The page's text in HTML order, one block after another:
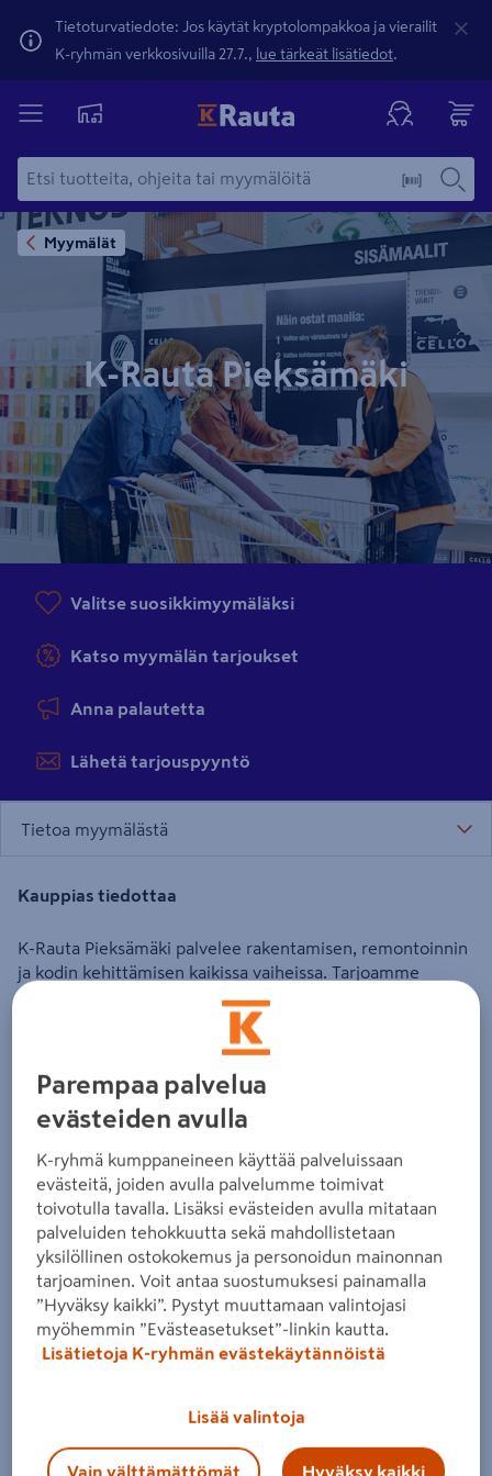
Tietoturvatiedote: Jos käytät kryptolompakkoa ja vierailit
K-ryhmän verkkosivuilla 27.7., lue tärkeät lisätiedot.
Myymälät
K-Rauta Pieksämäki
Valitse suosikkimyymäläksi
Katso myymälän tarjoukset
Anna palautetta
Lähetä tarjouspyyntö
Tietoa myymälästä
Kauppias tiedottaa
K-Rauta Pieksämäki palvelee rakentamisen, remontoinnin
ja kodin kehittämisen kaikissa vaiheissa. Tarjoamme
kattavan valikoiman laadukkaita tuotteita sekä
asiantuntevaa palvelua niin kuluttaja- kuin
Valikoimaamme kuuluvat muun muassa
rakennustarvikkeet, työkalut, sisustus- ja pintamateriaalit,
Panostamme tuotteiden laatuun, saatavuuteen ja toimiviin
kokonaisuuksiin, jotka tukevat onnistunutta lopputulosta
kaikenkokoisissa projekteissa.
Paikallinen ja kokenut henkilökuntamme auttaa oikeiden
tuotteiden, materiaalien ja ratkaisujen valinnassa.
Tavoitteenamme on tarjota sujuva ja luotettava
asiointikokemus sekä käytännönläheistä asiantuntemusta
projektin jokaisessa vaiheessa.
kuten laajan tilaustuotevalikoiman, kuljetukset sekä
Parempaa palvelua
evästeiden avulla
K-ryhmä kumppaneineen käyttää palveluissaan
evästeitä, joiden avulla palvelumme toimivat
toivotulla tavalla. Lisäksi evästeiden avulla mitataan
palveluiden tehokkuutta sekä mahdollistetaan
yksilöllinen ostokokemus ja personoidun mainonnan
tarjoaminen. Voit antaa suostumuksesi painamalla
”Hyväksy kaikki”. Pystyt muuttamaan valintojasi
myöhemmin ”Evästeasetukset”-linkin kautta.
Lisätietoja K-ryhmän evästekäytännöistä
Lisää valintoja
Vain välttämättömät Hyväksy kaikki